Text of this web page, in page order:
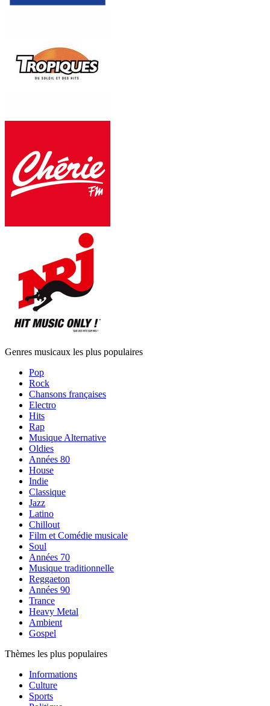
Genres musicaux les plus populaires
Pop
Rock
Chansons françaises
Electro
Hits
Rap
Musique Alternative
Oldies
Années 80
House
Indie
Classique
Jazz
Latino
Chillout
Film et Comédie musicale
Soul
Années 70
Musique traditionnelle
Reggaeton
Années 90
Trance
Heavy Metal
Ambient
Gospel
Thèmes les plus populaires
Informations
Culture
Sports